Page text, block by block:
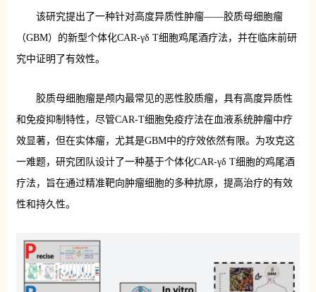
该研究提出了一种针对高度异质性肿瘤——胶质母细胞瘤
（GBM）的新型个体化CAR-γδ T细胞鸡尾酒疗法，并在临床前研
究中证明了有效性。
胶质母细胞瘤是颅内最常见的恶性胶质瘤，具有高度异质性
和免疫抑制特性，尽管CAR-T细胞免疫疗法在血液系统肿瘤中疗
效显著，但在实体瘤，尤其是GBM中的疗效依然有限。为攻克这
一难题，研究团队设计了一种基于个体化CAR-γδ T细胞的鸡尾酒
疗法，旨在通过精准靶向肿瘤细胞的多种抗原，提高治疗的有效
性和持久性。